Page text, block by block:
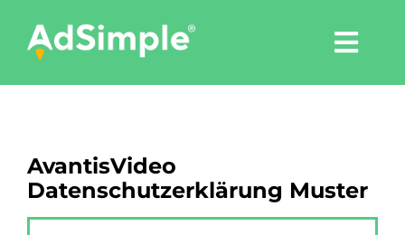
content
Tools
Pressemitteilungen
AvantisVideo
Datenschutzerklärung Muster